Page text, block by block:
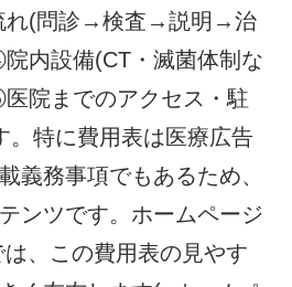
れ(問診→検査→説明→治
内設備(CT・滅菌体制な
院までのアクセス・駐
。特に費用表は医療広告
義務事項でもあるため、
ンツです。ホームページ
、この費用表の見やす